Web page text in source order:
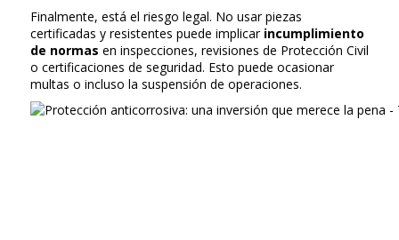
Finalmente, está el riesgo legal. No usar piezas
certificadas y resistentes puede implicar incumplimiento
de normas en inspecciones, revisiones de Protección Civil
o certificaciones de seguridad. Esto puede ocasionar
multas o incluso la suspensión de operaciones.